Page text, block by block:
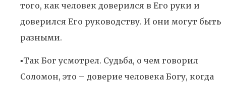
того, как человек доверился в Его руки и
доверился Его руководству. И они могут быть
разными.
▪️Так Бог усмотрел. Судьба, о чем говорил
Соломон, это – доверие человека Богу, когда